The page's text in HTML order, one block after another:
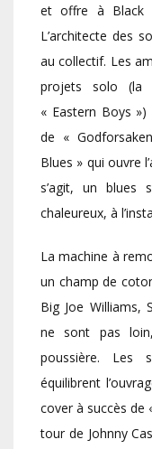
et offre à Black
L’architecte des
au collectif. Les
projets solo (la
« Eastern Boys
de «
Blues » qui ouvre
s’agit, un blues
chaleureux, à
La machine à
un champ de
Big Joe Williams,
ne sont pas
poussière. Les
équilibrent
cover à succès de
tour de Johnny